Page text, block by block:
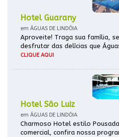
Hotel Guarany
em ÁGUAS DE LINDÓIA
Aproveite! Traga sua família,
desfrutar das delícias que
CLIQUE AQUI
Hotel São Luiz
em ÁGUAS DE LINDÓIA
Charmoso Hotel estilo
comercial, confira nossa